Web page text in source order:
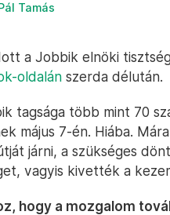
Tamás
a Jobbik elnöki
oldalán szerda délután.
tagsága több mint 70
május 7-én. Hiába.
járni, a szükséges
vagyis kivették a
hogy a mozgalom